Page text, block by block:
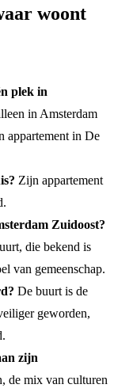
woont
plek in
in Amsterdam
appartement in De
Zijn appartement
Zuidoost?
die bekend is
van gemeenschap.
De buurt is de
geworden,
zijn
de mix van culturen